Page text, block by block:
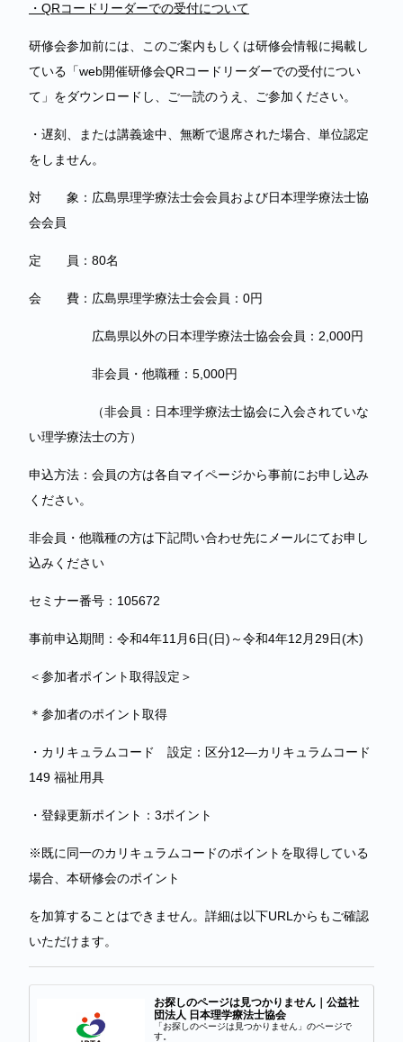
・QRコードリーダーでの受付について
研修会参加前には、このご案内もしくは研修会情報に掲載し
ている「web開催研修会QRコードリーダーでの受付につい
て」をダウンロードし、ご一読のうえ、ご参加ください。
・遅刻、または講義途中、無断で退席された場合、単位認定
をしません。
対 象：広島県理学療法士会会員および日本理学療法士協
会会員
定 員：80名
会 費：広島県理学療法士会会員：0円
広島県以外の日本理学療法士協会会員：2,000円
非会員・他職種：5,000円
（非会員：日本理学療法士協会に入会されていな
い理学療法士の方）
申込方法：会員の方は各自マイページから事前にお申し込み
ください。
非会員・他職種の方は下記問い合わせ先にメールにてお申し
込みください
セミナー番号：105672
事前申込期間：令和4年11月6日(日)～令和4年12月29日(木)
＜参加者ポイント取得設定＞
＊参加者のポイント取得
・カリキュラムコード 設定：区分12―カリキュラムコード
149 福祉用具
・登録更新ポイント：3ポイント
※既に同一のカリキュラムコードのポイントを取得している
場合、本研修会のポイント
を加算することはできません。詳細は以下URLからもご確認
いただけます。
お探しのページは見つかりません｜公益社
団法人 日本理学療法士協会
「お探しのページは見つかりません」のページで
す。